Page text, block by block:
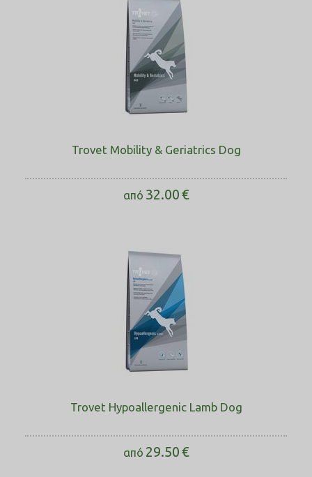
Trovet Mobility & Geriatrics Dog
από 32.00€
Trovet Hypoallergenic Lamb Dog
από 29.50€